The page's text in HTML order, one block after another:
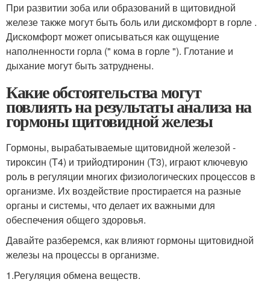
При развитии зоба или образований в щитовидной
железе также могут быть боль или дискомфорт в горле .
Дискомфорт может описываться как ощущение
наполненности горла (" кома в горле "). Глотание и
дыхание могут быть затруднены.
Какие обстоятельства могут
повлиять на результаты анализа на
гормоны щитовидной железы
Гормоны, вырабатываемые щитовидной железой -
тироксин (T4) и трийодтиронин (T3), играют ключевую
роль в регуляции многих физиологических процессов в
организме. Их воздействие простирается на разные
органы и системы, что делает их важными для
обеспечения общего здоровья.
Давайте разберемся, как влияют гормоны щитовидной
железы на процессы в организме.
1.Регуляция обмена веществ.